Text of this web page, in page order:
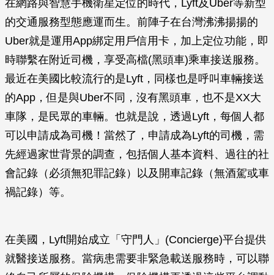
在網路與智慧手機衛星定位的時代，Lyft及Uber等新型
的交通服務型態應運而生。前陣子在台灣沸沸揚揚的
Uber就是運用App綁定用戶信用卡，加上定位功能，即
時聯繫在附近司機，享受高檔(黑頭車)乘車接送服務。
最近在美國比較流行的是Lyft，同樣也是呼叫車輛接送
的App，但是與Uber不同，沒有黑頭車，也不是XX大
車隊，是民眾的車輛。也就是說，透過Lyft，每個人都
可以申請成為司機！當然了，申請成為Lyft的司機，需
先經過家世背景的調查，包括個人基本資料、過往的社
會記錄（必須無犯罪記錄）以及開車記錄（無酒駕或車
禍記錄）等。
在美國，Lyft開始成立「守門人」(Concierge)平台提供
就醫接送服務。當病患需要非緊急載送服務時，可以聯